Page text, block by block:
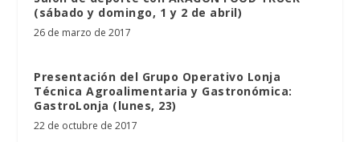
(sábado y domingo, 1 y 2 de abril)
26 de marzo de 2017
Presentación del Grupo Operativo Lonja
Técnica Agroalimentaria y Gastronómica:
GastroLonja (lunes, 23)
22 de octubre de 2017